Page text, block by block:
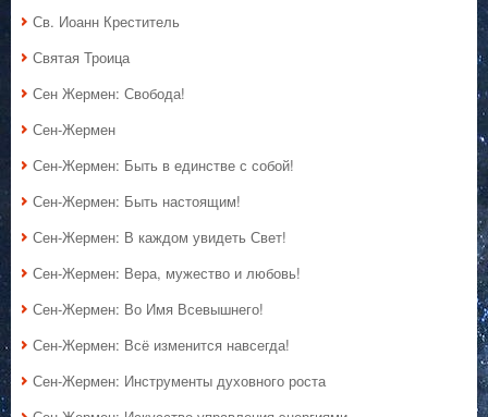
Св. Иоанн Креститель
Святая Троица
Сен Жермен: Свобода!
Сен-Жермен
Сен-Жермен: Быть в единстве с собой!
Сен-Жермен: Быть настоящим!
Сен-Жермен: В каждом увидеть Свет!
Сен-Жермен: Вера, мужество и любовь!
Сен-Жермен: Во Имя Всевышнего!
Сен-Жермен: Всё изменится навсегда!
Сен-Жермен: Инструменты духовного роста